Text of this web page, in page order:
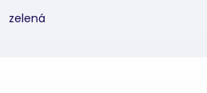
zelená